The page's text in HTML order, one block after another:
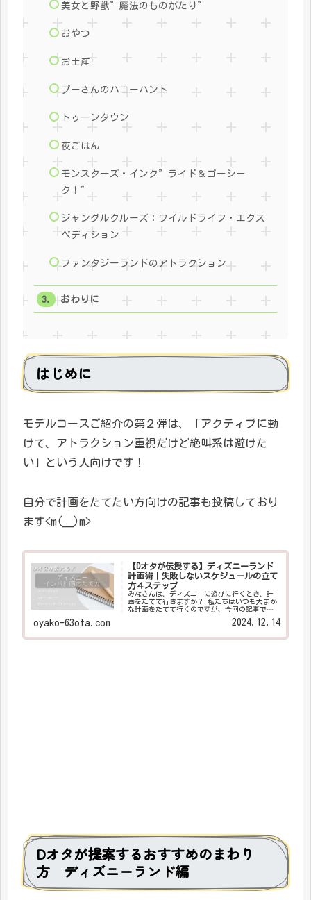
美女と野獣”魔法のものがたり”
おやつ
お土産
プーさんのハニーハント
トゥーンタウン
夜ごはん
モンスターズ・インク”ライド＆ゴーシー
ク！”
ジャングルクルーズ：ワイルドライフ・エクス
ペディション
ファンタジーランドのアトラクション
おわりに
はじめに
モデルコースご紹介の第２弾は、「アクティブに動
けて、アトラクション重視だけど絶叫系は避けた
い」という人向けです！
自分で計画をたてたい方向けの記事も投稿しており
ます<m(__)m>
【Dオタが伝授する】ディズニーランド
計画術｜失敗しないスケジュールの立て
方４ステップ
みなさんは、ディズニーに遊びに行くとき、計
画をたてて行きますか？ 私たちはいつも大まか
な計画をたてて行くのですが、今回の記事では
oyako-63ota.com 2024.12.14
Dオタが提案するおすすめのまわり
方 ディズニーランド編